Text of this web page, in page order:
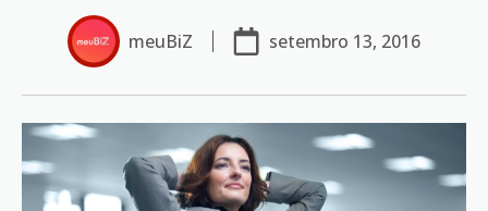
meuBiZ setembro 13, 2016